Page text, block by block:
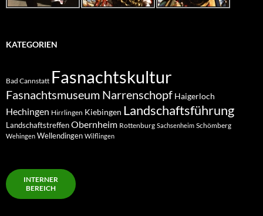
KATEGORIEN
Bad Cannstatt Fasnachtskultur
Fasnachtsmuseum Narrenschopf Haigerloch
Hechingen Hirrlingen Kiebingen Landschaftsführung
LandschaftstreffenObernheim Rottenburg Sachsenheim Schömberg
Wehingen Wellendingen Wilflingen
INTERNER
BEREICH